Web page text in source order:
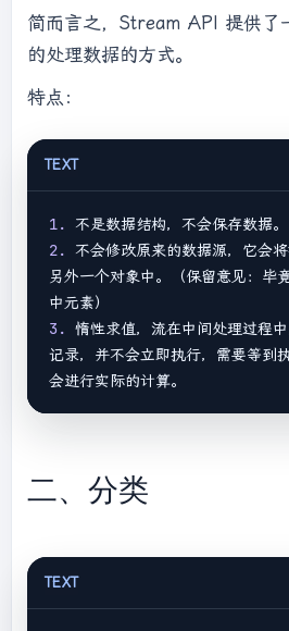
简而言之，Stream API 提供了
的处理数据的方式。
特点：
TEXT
1.
2. 不会修改原来的数据源，它会
另外一个对象中。（保留意见：毕
3. 惰性求值，流在中间处理过程
记录，并不会立即执行，需要等到
二、分类
TEXT